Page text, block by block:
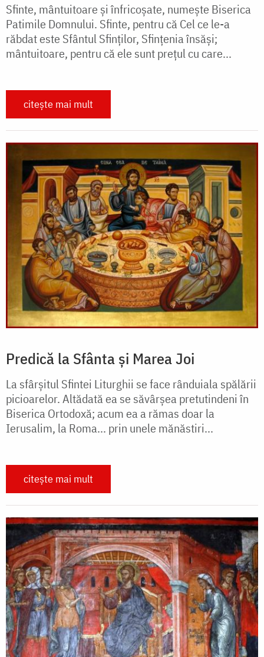
Sfinte, mântuitoare și înfricoșate, numește Biserica
Patimile Domnului. Sfinte, pentru că Cel ce le-a
răbdat este Sfântul Sfinților, Sfințenia însăși;
mântuitoare, pentru că ele sunt prețul cu care...
citește mai mult
Predică la Sfânta și Marea Joi
La sfârșitul Sfintei Liturghii se face rânduiala spălării
picioarelor. Altădată ea se săvârșea pretutindeni în
Biserica Ortodoxă; acum ea a rămas doar la
Ierusalim, la Roma... prin unele mănăstiri...
citește mai mult